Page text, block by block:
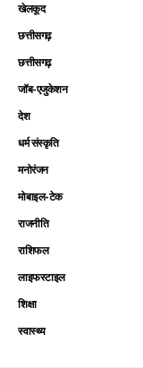
खेलकूद
छत्तीसगढ़
छत्तीसगढ़
जॉब-एजुकेशन
देश
धर्म संस्कृति
मनोरंजन
मोबाइल-टेक
राजनीति
राशिफल
लाइफस्टाइल
शिक्षा
स्वास्थ्य